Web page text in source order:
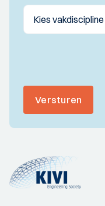
Versturen